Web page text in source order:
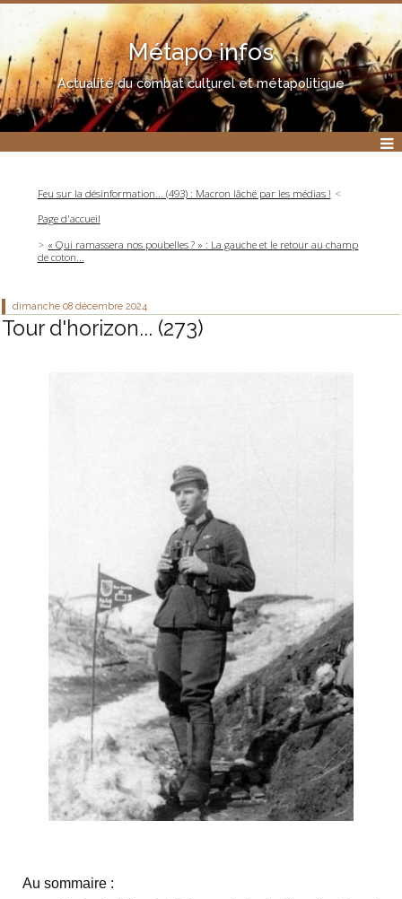
Métapo infos
Actualité du combat culturel et métapolitique
Feu sur la désinformation... (493) : Macron lâché par les médias !
Page d'accueil
« Qui ramassera nos poubelles ? » : La gauche et le retour au champ
de coton...
dimanche 08 décembre 2024
Tour d'horizon... (273)
Au sommaire :